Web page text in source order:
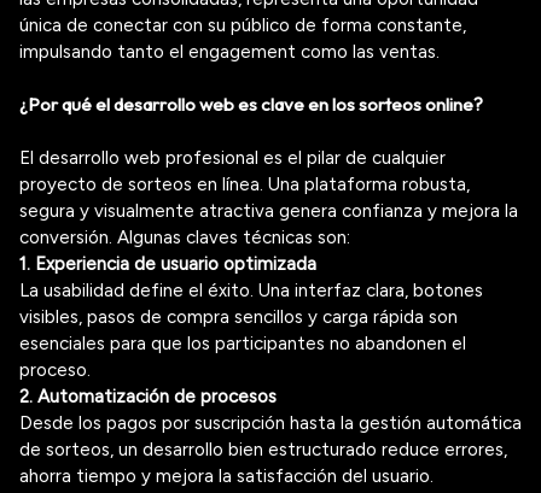
única de conectar con su público de forma constante,
impulsando tanto el engagement como las ventas.
¿Por qué el desarrollo web es clave en los sorteos online?
El desarrollo web profesional es el pilar de cualquier
proyecto de sorteos en línea. Una plataforma robusta,
segura y visualmente atractiva genera confianza y mejora la
conversión. Algunas claves técnicas son:
1. Experiencia de usuario optimizada
La usabilidad define el éxito. Una interfaz clara, botones
visibles, pasos de compra sencillos y carga rápida son
esenciales para que los participantes no abandonen el
proceso.
2. Automatización de procesos
Desde los pagos por suscripción hasta la gestión automática
de sorteos, un desarrollo bien estructurado reduce errores,
ahorra tiempo y mejora la satisfacción del usuario.